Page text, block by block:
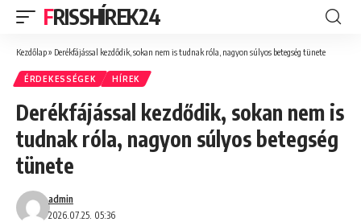
FRISSHÍREK24
Kezdőlap» Derékfájással kezdődik, sokan nem is tudnak róla, nagyon súlyos betegség tünete
ÉRDEKESSÉGEK HÍREK
Derékfájással kezdődik, sokan nem is
tudnak róla, nagyon súlyos betegség
tünete
2026.07.25. 05:36
admin